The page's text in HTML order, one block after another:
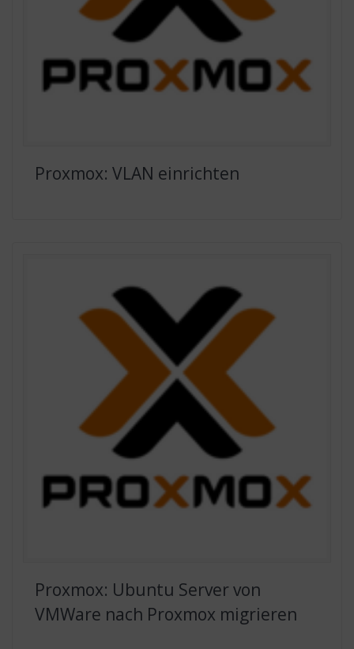
Proxmox: VLAN einrichten
Proxmox: Ubuntu Server von
VMWare nach Proxmox migrieren